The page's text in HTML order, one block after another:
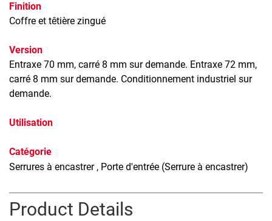
Finition
Coffre et têtière zingué
Version
Entraxe 70 mm, carré 8 mm sur demande. Entraxe 72 mm,
carré 8 mm sur demande. Conditionnement industriel sur
demande.
Utilisation
Catégorie
Serrures à encastrer , Porte d'entrée (Serrure à encastrer)
Product Details